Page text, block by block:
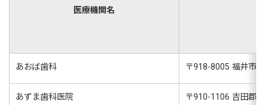
医療機関名
あおば歯科 〒918-8005 福井市
あずま歯科医院 〒910-1106 吉田郡